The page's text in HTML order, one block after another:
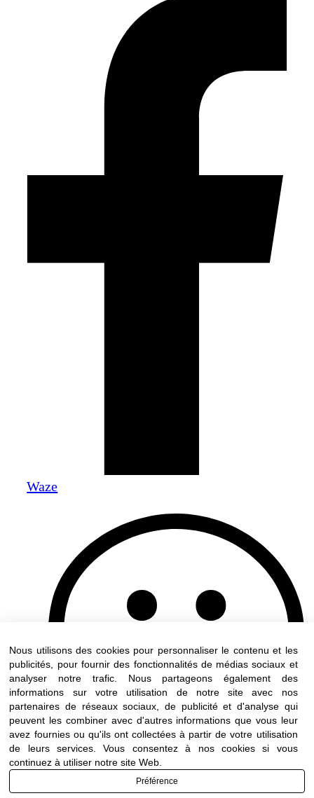
Waze
Nous utilisons des cookies pour personnaliser le contenu et les
publicités, pour fournir des fonctionnalités de médias sociaux et
analyser notre trafic. Nous partageons également des
informations sur votre utilisation de notre site avec nos
partenaires de réseaux sociaux, de publicité et d'analyse qui
peuvent les combiner avec d'autres informations que vous leur
avez fournies ou qu'ils ont collectées à partir de votre utilisation
de leurs services. Vous consentez à nos cookies si vous
continuez à utiliser notre site Web.
Préférence